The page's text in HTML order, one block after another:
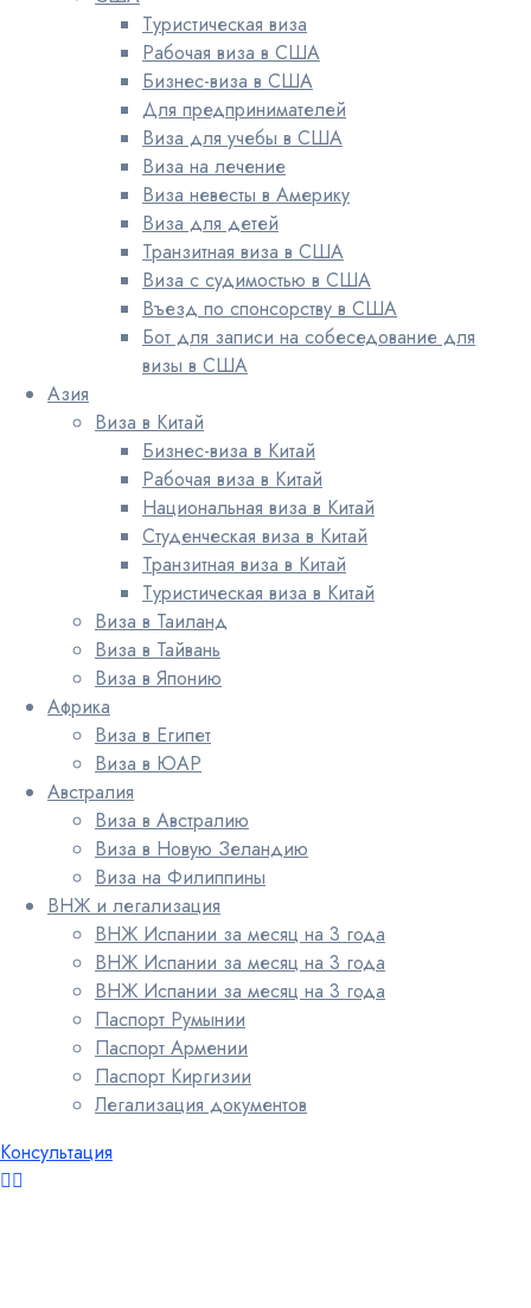
Туристическая виза
Рабочая виза в США
Бизнес-виза в США
Для предпринимателей
Виза для учебы в США
Виза на лечение
Виза невесты в Америку
Виза для детей
Транзитная виза в США
Виза с судимостью в США
Въезд по спонсорству в США
Бот для записи на собеседование для
визы в США
Азия
Виза в Китай
Бизнес-виза в Китай
Рабочая виза в Китай
Национальная виза в Китай
Студенческая виза в Китай
Транзитная виза в Китай
Туристическая виза в Китай
Виза в Таиланд
Виза в Тайвань
Виза в Японию
Африка
Виза в Египет
Виза в ЮАР
Австралия
Виза в Австралию
Виза в Новую Зеландию
Виза на Филиппины
ВНЖ и легализация
ВНЖ Испании за месяц на 3 года
ВНЖ Испании за месяц на 3 года
ВНЖ Испании за месяц на 3 года
Паспорт Румынии
Паспорт Армении
Паспорт Киргизии
Легализация документов
Консультация